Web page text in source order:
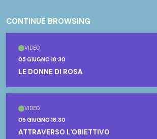
CONTINUE BROWSING
VIDEO
05 GIUGNO 18:30
LE DONNE DI ROSA
VIDEO
05 GIUGNO 18:30
ATTRAVERSO L'OBIETTIVO